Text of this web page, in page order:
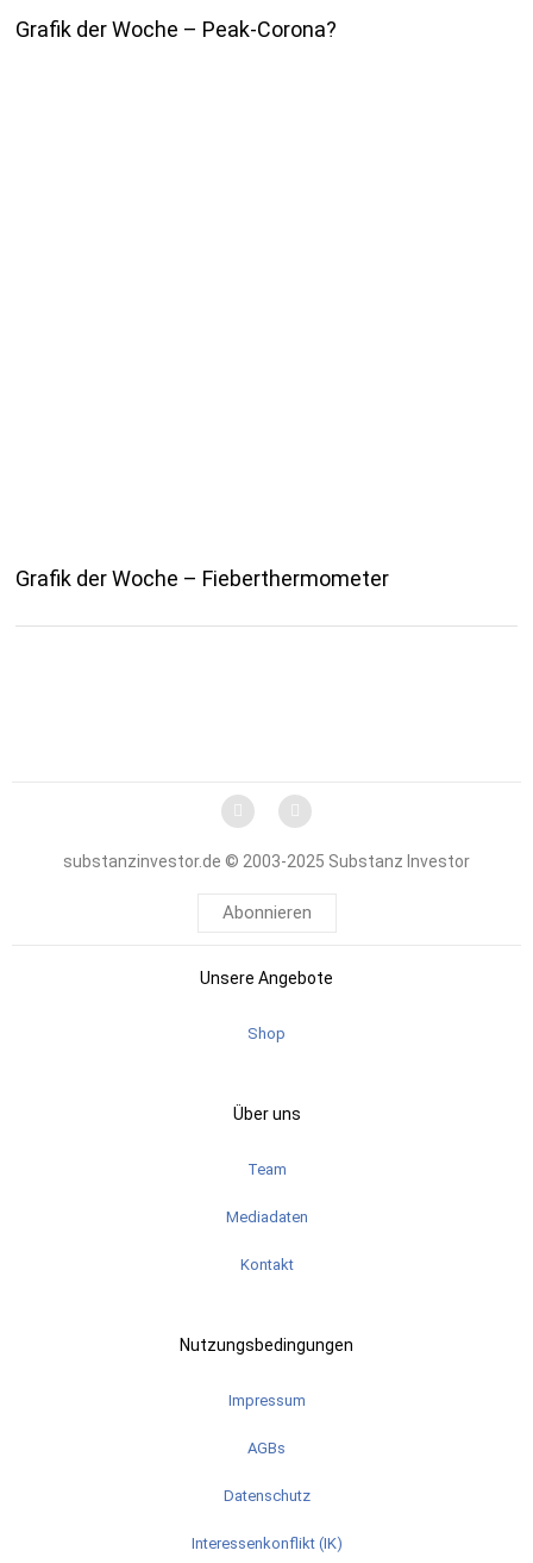
Grafik der Woche – Peak-Corona?
Grafik der Woche – Fieberthermometer
substanzinvestor.de © 2003-2025 Substanz Investor
Abonnieren
Unsere Angebote
Shop
Über uns
Team
Mediadaten
Kontakt
Nutzungsbedingungen
Impressum
AGBs
Datenschutz
Interessenkonflikt (IK)